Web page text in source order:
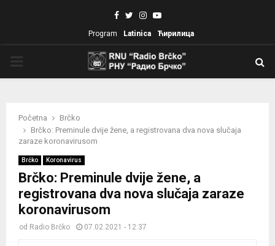
Facebook
TwitterInstagram
Youtube
Program Latinica Ћирилица
Početna
Brčko
Brčko: Preminule dvije žene, a registrovana dva nova slučaja
zaraze koronavirusom
Brčko Koronavirus
Brčko: Preminule dvije žene, a
registrovana dva nova slučaja zaraze
koronavirusom
od Radio Brčko 07.02.2021 - 12:37